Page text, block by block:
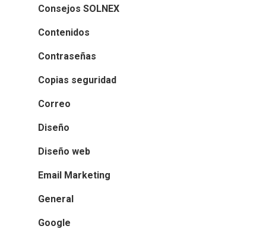
Consejos SOLNEX
Contenidos
Contraseñas
Copias seguridad
Correo
Diseño
Diseño web
Email Marketing
General
Google